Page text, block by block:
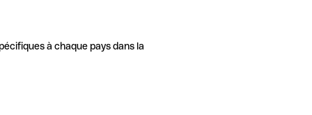
à chaque pays dans la